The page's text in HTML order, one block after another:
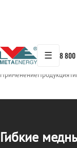
☰ 8 800
← Продукция/ШМГИ
ПрименениеПродукция
Гибкие